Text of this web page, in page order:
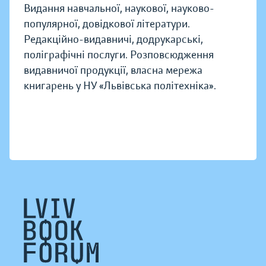
Видання навчальної, наукової, науково-
популярної, довідкової літератури.
Редакційно-видавничі, додрукарські,
поліграфічні послуги. Розповсюдження
видавничої продукції, власна мережа
книгарень у НУ «Львівська політехніка».